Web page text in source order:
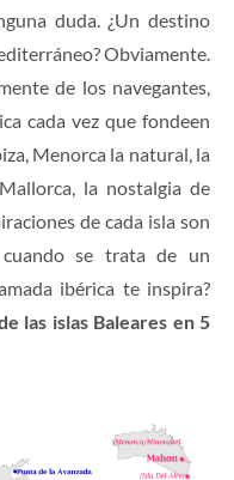
duda. ¿Un destino
Obviamente.
de los navegantes,
cada vez que fondeen
Menorca la natural, la
la nostalgia de
de cada isla son
cuando se trata de un
ibérica te inspira?
las islas Baleares en 5